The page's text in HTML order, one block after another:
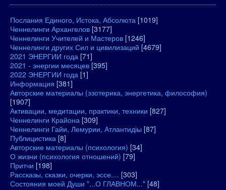
Послания Единого, Истока, Абсолюта [1019]
Ченнелинги Архангелов [3177]
Ченнелинги Учителей и Мастеров [1246]
Ченнелинги других Сил и цивилизаций [4679]
2021 ЭНЕРГИИ года [71]
2021 - энергии месяцев [395]
2022 ЭНЕРГИИ года [1]
Информация [381]
Авторские материалы (эзотерика, энергетика, философия)
[1907]
Активации, медитации, практики, техники [827]
Ченнелинги Крайона [309]
Ченнелинги Гайи, Лемурии, Атлантидіы [87]
Публицистика [8]
Авторские материалы (психология) [34]
О жизни (психология отношений) [79]
Притчи [198]
Рассказы, сказки, очерки, эссе.... [303]
Состояния моей Души "...О ГЛАВНОМ..." [48]